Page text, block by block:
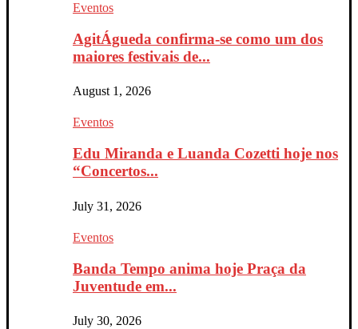
Eventos
AgitÁgueda confirma-se como um dos
maiores festivais de...
August 1, 2026
Eventos
Edu Miranda e Luanda Cozetti hoje nos
“Concertos...
July 31, 2026
Eventos
Banda Tempo anima hoje Praça da
Juventude em...
July 30, 2026